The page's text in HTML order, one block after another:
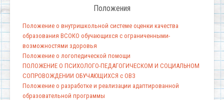
Положения
Положение о внутришкольной системе оценки качества
образования ВСОКО обучающихся с ограниченными-
возможностями здоровья
Положение о логопедической помощи
ПОЛОЖЕНИЕ О ПСИХОЛОГО-ПЕДАГОГИЧЕСКОМ И СОЦИАЛЬНОМ
СОПРОВОЖДЕНИИ ОБУЧАЮЩИХСЯ с ОВЗ
Положение о разработке и реализации адаптированной
образовательной программы